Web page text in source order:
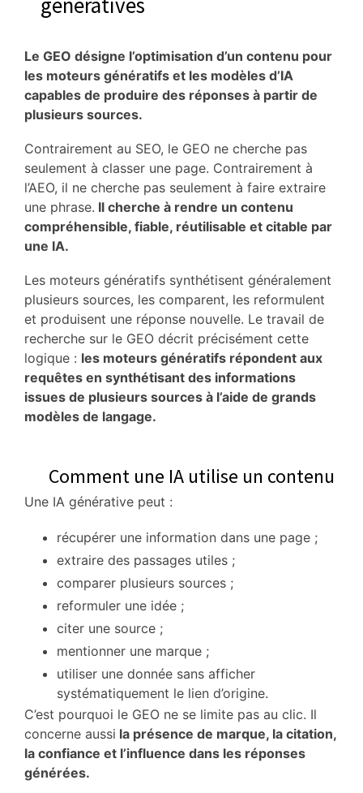
Le GEO désigne l’optimisation d’un contenu pour
les moteurs génératifs et les modèles d’IA
capables de produire des réponses à partir de
plusieurs sources.
Contrairement au SEO, le GEO ne cherche pas
seulement à classer une page. Contrairement à
l’AEO, il ne cherche pas seulement à faire extraire
une phrase. Il cherche à rendre un contenu
compréhensible, fiable, réutilisable et citable par
une IA.
Les moteurs génératifs synthétisent généralement
plusieurs sources, les comparent, les reformulent
et produisent une réponse nouvelle. Le travail de
recherche sur le GEO décrit précisément cette
logique : les moteurs génératifs répondent aux
requêtes en synthétisant des informations
issues de plusieurs sources à l’aide de grands
modèles de langage.
Comment une IA utilise un contenu
Une IA générative peut :
récupérer une information dans une page ;
extraire des passages utiles ;
comparer plusieurs sources ;
reformuler une idée ;
citer une source ;
mentionner une marque ;
utiliser une donnée sans afficher
systématiquement le lien d’origine.
C’est pourquoi le GEO ne se limite pas au clic. Il
concerne aussi la présence de marque, la citation,
la confiance et l’influence dans les réponses
générées.